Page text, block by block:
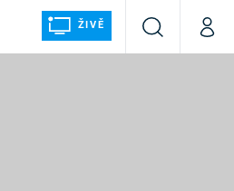
ŽIVĚ
VyhledáváníMůj